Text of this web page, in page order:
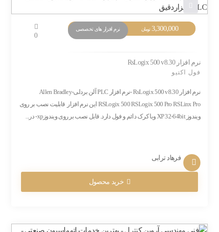
3,300,000 تومان نرم افزار های تخصصی
0
نرم افزار RsLogix 500 v8.30
فول اکتیو
نرم افزار RsLogix 500 v8.30 -نرم افزار PLC آلن بردلی-Allen Bradley
RSLogix 500 RSLogix 500 Pro RSLinx Pro این نرم افزار قابلیت نصب بر روی
ویندوز XP 32-64bit وبا کرک دائم و فول دارد. قابل نصب بر روی ویندوزxp- در...
فرهاد ترابی
خرید محصول